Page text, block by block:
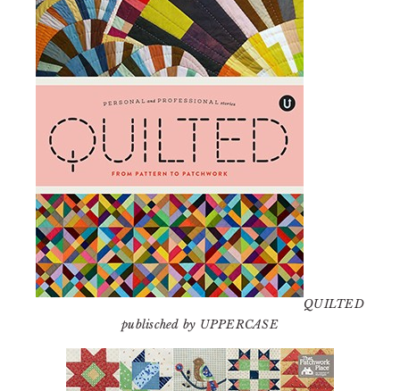
QUILTED
publisched by UPPERCASE